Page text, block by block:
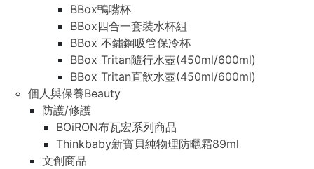
BBox鴨嘴杯
BBox四合一套裝水杯組
BBox 不鏽鋼吸管保冷杯
BBox Tritan隨行水壺(450ml/600ml)
BBox Tritan直飲水壺(450ml/600ml)
個人與保養Beauty
防護/修護
BOiRON布瓦宏系列商品
Thinkbaby新寶貝純物理防曬霜89ml
文創商品